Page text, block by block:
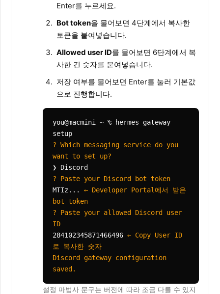
Enter를 누르세요.
Bot token을 물어보면 4단계에서 복사한
토큰을 붙여넣습니다.
Allowed user ID를 물어보면 6단계에서 복
사한 긴 숫자를 붙여넣습니다.
저장 여부를 물어보면 Enter를 눌러 기본값
으로 진행합니다.
you@macmini
~ % hermes gateway
setup
? Which messaging service do you
want to set up?
❯ Discord
? Paste your Discord bot token
MTIz...← Developer Portal에서 받은
bot token
? Paste your allowed Discord user
ID
284102345871466496← Copy User ID
로 복사한 숫자
Discord gateway configuration
saved.
설정 마법사 문구는 버전에 따라 조금 다를 수 있지